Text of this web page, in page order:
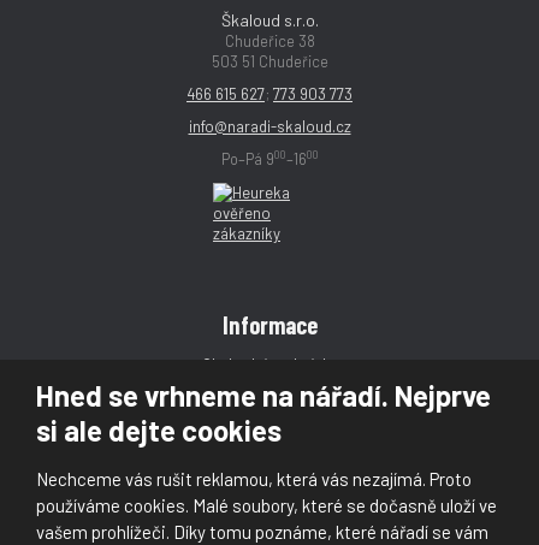
Hned se vrhneme na nářadí. Nejprve
si ale dejte cookies
Nechceme vás rušit reklamou, která vás nezajímá. Proto
používáme cookies. Malé soubory, které se dočasně uloží ve
vašem prohlížeči. Díky tomu poznáme, které nářadí se vám
Škaloud s.r.o.
Chudeřice 38
503 51 Chudeřice
466 615 627; 773 903 773
info@naradi-skaloud.cz
Po–Pá 900–1600
Informace
Obchodní podmínky
Reklamace
Magazín
Kontakt